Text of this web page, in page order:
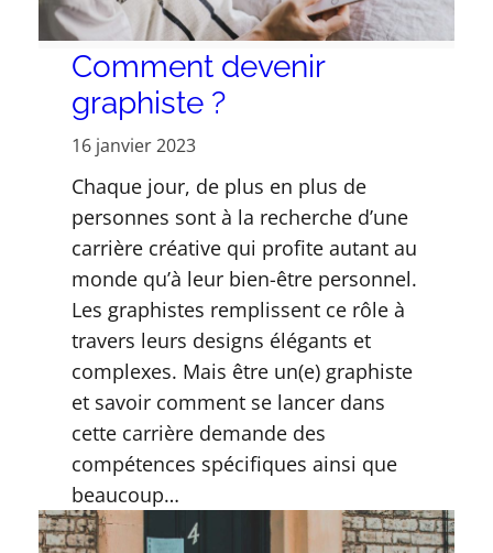
Comment devenir
graphiste ?
16 janvier 2023
Chaque jour, de plus en plus de
personnes sont à la recherche d’une
carrière créative qui profite autant au
monde qu’à leur bien-être personnel.
Les graphistes remplissent ce rôle à
travers leurs designs élégants et
complexes. Mais être un(e) graphiste
et savoir comment se lancer dans
cette carrière demande des
compétences spécifiques ainsi que
beaucoup…